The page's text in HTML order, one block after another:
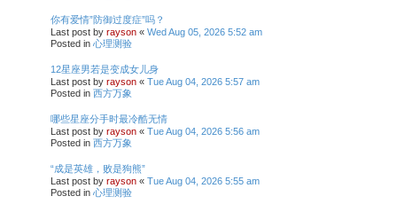
你有爱情”防御过度症”吗？
Last post by rayson « Wed Aug 05, 2026 5:52 am
Posted in 心理测验
12星座男若是变成女儿身
Last post by rayson « Tue Aug 04, 2026 5:57 am
Posted in 西方万象
哪些星座分手时最冷酷无情
Last post by rayson « Tue Aug 04, 2026 5:56 am
Posted in 西方万象
“成是英雄，败是狗熊”
Last post by rayson « Tue Aug 04, 2026 5:55 am
Posted in 心理测验